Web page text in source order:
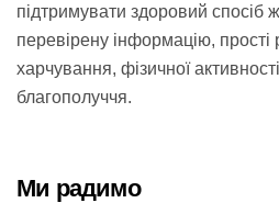
підтримувати здоровий спосіб
перевірену інформацію,
харчування, фізичної
благополуччя.
Ми радимо